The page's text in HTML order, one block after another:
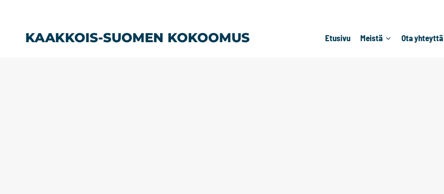
KAAKKOIS-SUOMEN KOKOOMUS Etusivu Meistä Ota yhteyttä